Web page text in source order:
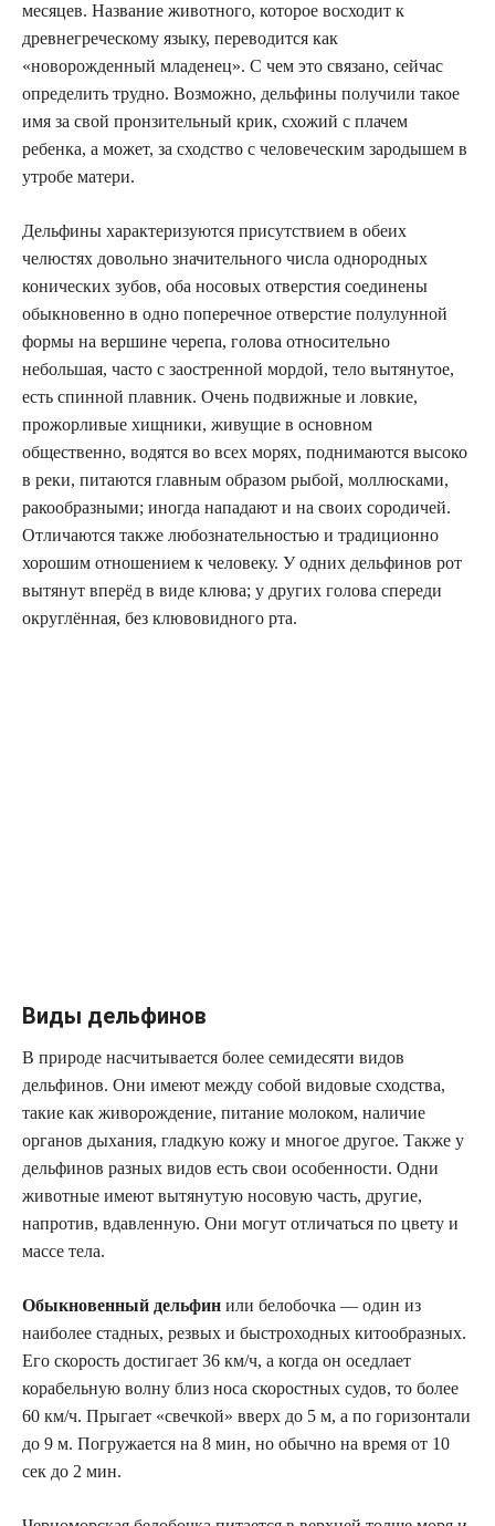
месяцев. Название животного, которое восходит к
древнегреческому языку, переводится как
«новорожденный младенец». С чем это связано, сейчас
определить трудно. Возможно, дельфины получили такое
имя за свой пронзительный крик, схожий с плачем
ребенка, а может, за сходство с человеческим зародышем в
утробе матери.
Дельфины характеризуются присутствием в обеих
челюстях довольно значительного числа однородных
конических зубов, оба носовых отверстия соединены
обыкновенно в одно поперечное отверстие полулунной
формы на вершине черепа, голова относительно
небольшая, часто с заостренной мордой, тело вытянутое,
есть спинной плавник. Очень подвижные и ловкие,
прожорливые хищники, живущие в основном
общественно, водятся во всех морях, поднимаются высоко
в реки, питаются главным образом рыбой, моллюсками,
ракообразными; иногда нападают и на своих сородичей.
Отличаются также любознательностью и традиционно
хорошим отношением к человеку. У одних дельфинов рот
вытянут вперёд в виде клюва; y других голова спереди
округлённая, без клювовидного рта.
Виды дельфинов
В природе насчитывается более семидесяти видов
дельфинов. Они имеют между собой видовые сходства,
такие как живорождение, питание молоком, наличие
органов дыхания, гладкую кожу и многое другое. Также у
дельфинов разных видов есть свои особенности. Одни
животные имеют вытянутую носовую часть, другие,
напротив, вдавленную. Они могут отличаться по цвету и
массе тела.
Обыкновенный дельфин или белобочка — один из
наиболее стадных, резвых и быстроходных китообразных.
Его скорость достигает 36 км/ч, а когда он оседлает
корабельную волну близ носа скоростных судов, то более
60 км/ч. Прыгает «свечкой» вверх до 5 м, а по горизонтали
до 9 м. Погружается на 8 мин, но обычно на время от 10
сек до 2 мин.